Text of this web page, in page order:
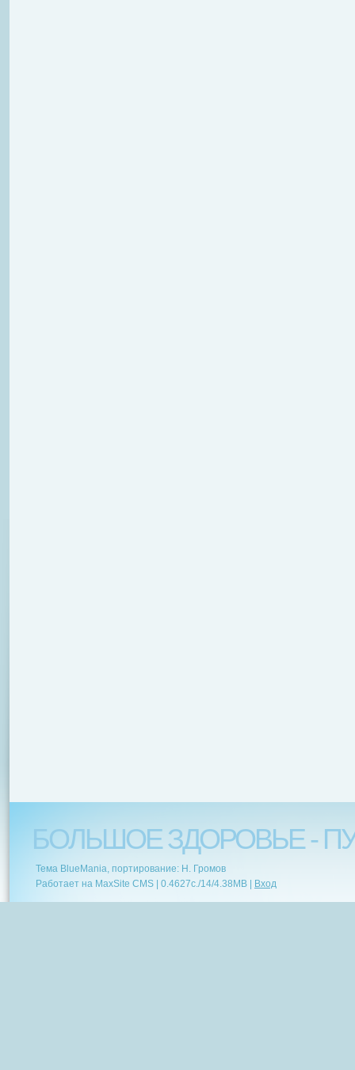
БОЛЬШОЕ ЗДОРОВЬЕ -
Тема BlueMania, портирование: Н. Громов
Работает на MaxSite CMS | 0.4627c./14/4.38MB Вход